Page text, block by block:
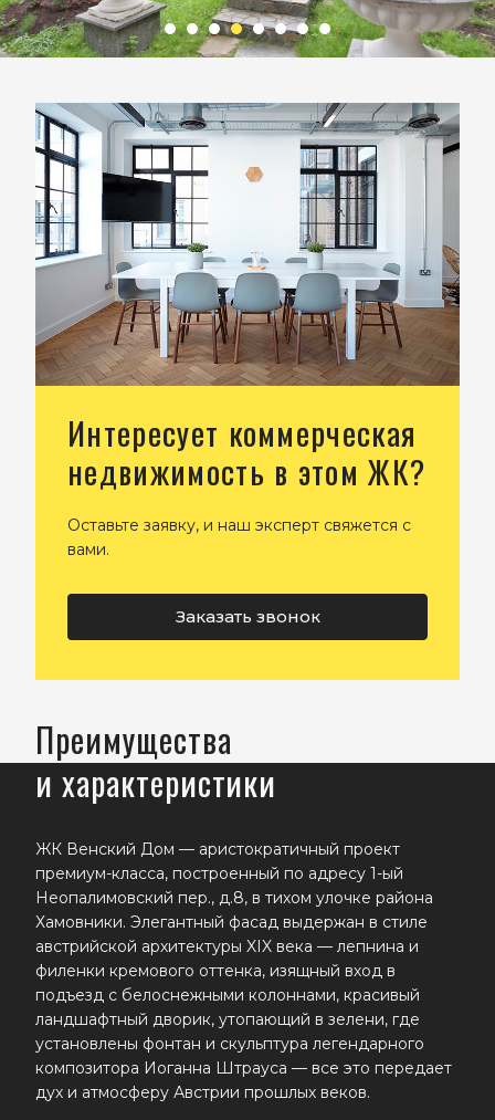
Интересует коммерческая
недвижимость в этом ЖК?
Оставьте заявку, и наш эксперт свяжется с
вами.
Заказать звонок
Преимущества
и характеристики
ЖК Венский Дом — аристократичный проект
премиум-класса, построенный по адресу 1-ый
Неопалимовский пер., д.8, в тихом улочке района
Хамовники. Элегантный фасад выдержан в стиле
австрийской архитектуры XIX века — лепнина и
филенки кремового оттенка, изящный вход в
подъезд с белоснежными колоннами, красивый
ландшафтный дворик, утопающий в зелени, где
установлены фонтан и скульптура легендарного
композитора Иоганна Штрауса — все это передает
дух и атмосферу Австрии прошлых веков.